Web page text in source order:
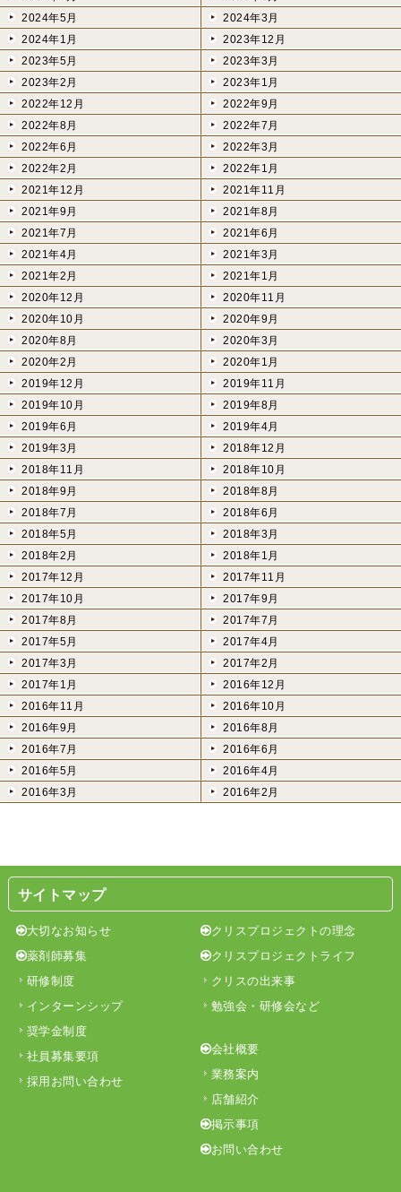
2024年5月
2024年3月
2024年1月
2023年12月
2023年5月
2023年3月
2023年2月
2023年1月
2022年12月
2022年9月
2022年8月
2022年7月
2022年6月
2022年3月
2022年2月
2022年1月
2021年12月
2021年11月
2021年9月
2021年8月
2021年7月
2021年6月
2021年4月
2021年3月
2021年2月
2021年1月
2020年12月
2020年11月
2020年10月
2020年9月
2020年8月
2020年3月
2020年2月
2020年1月
2019年12月
2019年11月
2019年10月
2019年8月
2019年6月
2019年4月
2019年3月
2018年12月
2018年11月
2018年10月
2018年9月
2018年8月
2018年7月
2018年6月
2018年5月
2018年3月
2018年2月
2018年1月
2017年12月
2017年11月
2017年10月
2017年9月
2017年8月
2017年7月
2017年5月
2017年4月
2017年3月
2017年2月
2017年1月
2016年12月
2016年11月
2016年10月
2016年9月
2016年8月
2016年7月
2016年6月
2016年5月
2016年4月
2016年3月
2016年2月
サイトマップ
大切なお知らせ
薬剤師募集
研修制度
インターンシップ
奨学金制度
社員募集要項
採用お問い合わせ
クリスプロジェクトの理念
クリスプロジェクトライフ
クリスの出来事
勉強会・研修会など
会社概要
業務案内
店舗紹介
掲示事項
お問い合わせ